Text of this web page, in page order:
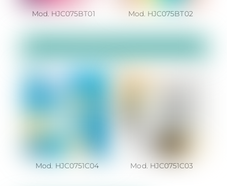
Mod. HJC075BT01 Mod. HJC075BT02
Mod. HJC0751C04 Mod. HJC0751C03